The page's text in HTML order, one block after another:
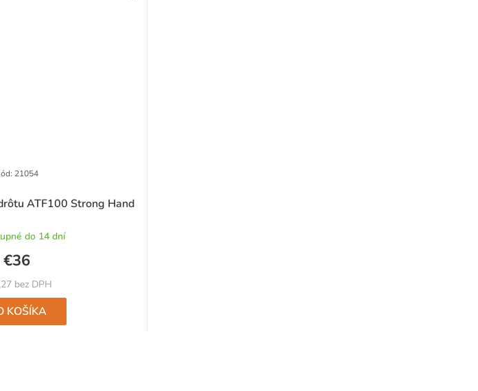
ATF100 Strong Hand
do 14 dní
bez DPH
€36
KOŠÍKA
21054